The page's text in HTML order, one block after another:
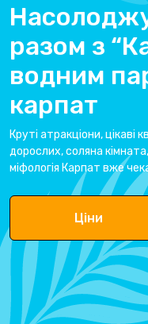
разом з
водним
карпат
Круті атракціони, цікаві
дорослих, соляна
міфологія Карпат вже
Ціни